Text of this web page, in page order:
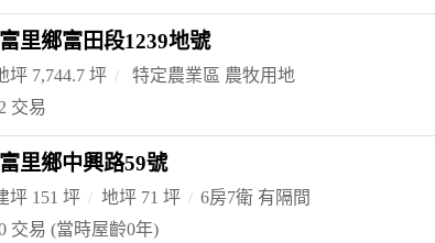
里鄉富田段1239地號
坪 7,744.7 坪
特定農業區 農牧用地
交易
里鄉中興路59號
坪 151 坪 地坪 71 坪
6房7衛 有隔間
交易 (當時屋齡0年)